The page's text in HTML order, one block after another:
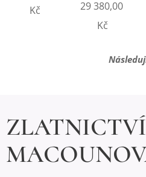
Kč
29 380,00
Kč
ZLATNICTVÍ